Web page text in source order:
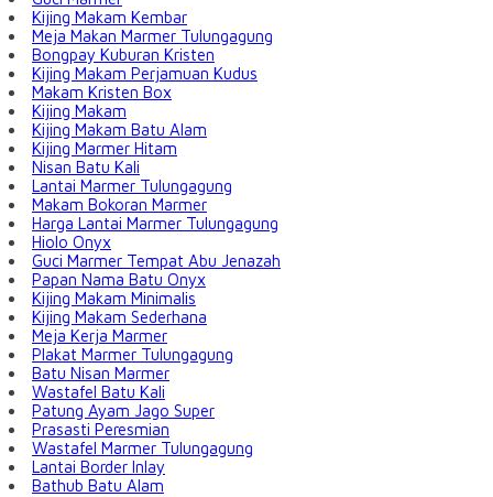
Kijing Makam Kembar
Meja Makan Marmer Tulungagung
Bongpay Kuburan Kristen
Kijing Makam Perjamuan Kudus
Makam Kristen Box
Kijing Makam
Kijing Makam Batu Alam
Kijing Marmer Hitam
Nisan Batu Kali
Lantai Marmer Tulungagung
Makam Bokoran Marmer
Harga Lantai Marmer Tulungagung
Hiolo Onyx
Guci Marmer Tempat Abu Jenazah
Papan Nama Batu Onyx
Kijing Makam Minimalis
Kijing Makam Sederhana
Meja Kerja Marmer
Plakat Marmer Tulungagung
Batu Nisan Marmer
Wastafel Batu Kali
Patung Ayam Jago Super
Prasasti Peresmian
Wastafel Marmer Tulungagung
Lantai Border Inlay
Bathub Batu Alam